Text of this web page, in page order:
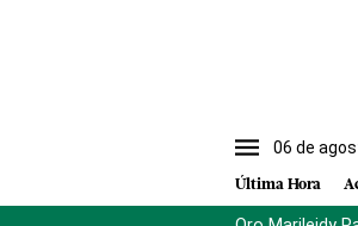
06 de
Última Hora